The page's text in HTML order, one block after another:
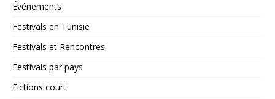
Événements
Festivals en Tunisie
Festivals et Rencontres
Festivals par pays
Fictions court